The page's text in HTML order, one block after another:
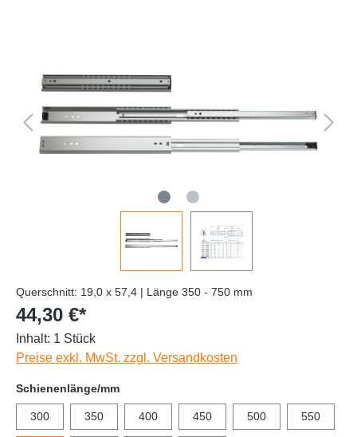
Querschnitt: 19,0 x 57,4 | Länge 350 - 750 mm
44,30 €*
Inhalt: 1 Stück
Preise exkl. MwSt. zzgl. Versandkosten
Schienenlänge/mm
300 350 400 450 500 550